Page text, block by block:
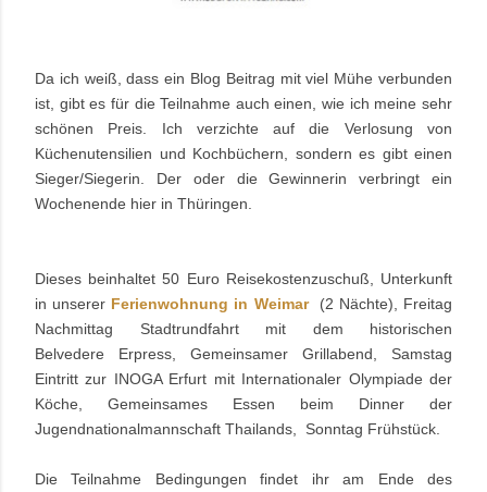
Da ich weiß, dass ein Blog Beitrag mit viel Mühe verbunden
ist, gibt es für die Teilnahme auch einen, wie ich meine sehr
schönen Preis. Ich verzichte auf die Verlosung von
Küchenutensilien und Kochbüchern, sondern es gibt einen
Sieger/Siegerin. Der oder die Gewinnerin verbringt ein
Wochenende hier in Thüringen.
Dieses beinhaltet 50 Euro Reisekostenzuschuß, Unterkunft
in unserer Ferienwohnung in Weimar
(2 Nächte), Freitag
Nachmittag Stadtrundfahrt mit dem historischen
Belvedere Erpress, Gemeinsamer Grillabend, Samstag
Eintritt zur INOGA Erfurt mit Internationaler Olympiade der
Köche, Gemeinsames Essen beim Dinner der
Jugendnationalmannschaft Thailands, Sonntag Frühstück.
Die Teilnahme Bedingungen findet ihr am Ende des